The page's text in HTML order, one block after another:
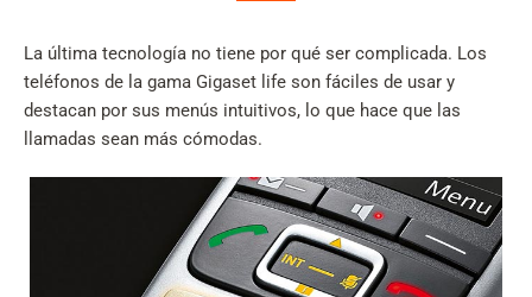
La última tecnología no tiene por qué ser complicada. Los
teléfonos de la gama Gigaset life son fáciles de usar y
destacan por sus menús intuitivos, lo que hace que las
llamadas sean más cómodas.